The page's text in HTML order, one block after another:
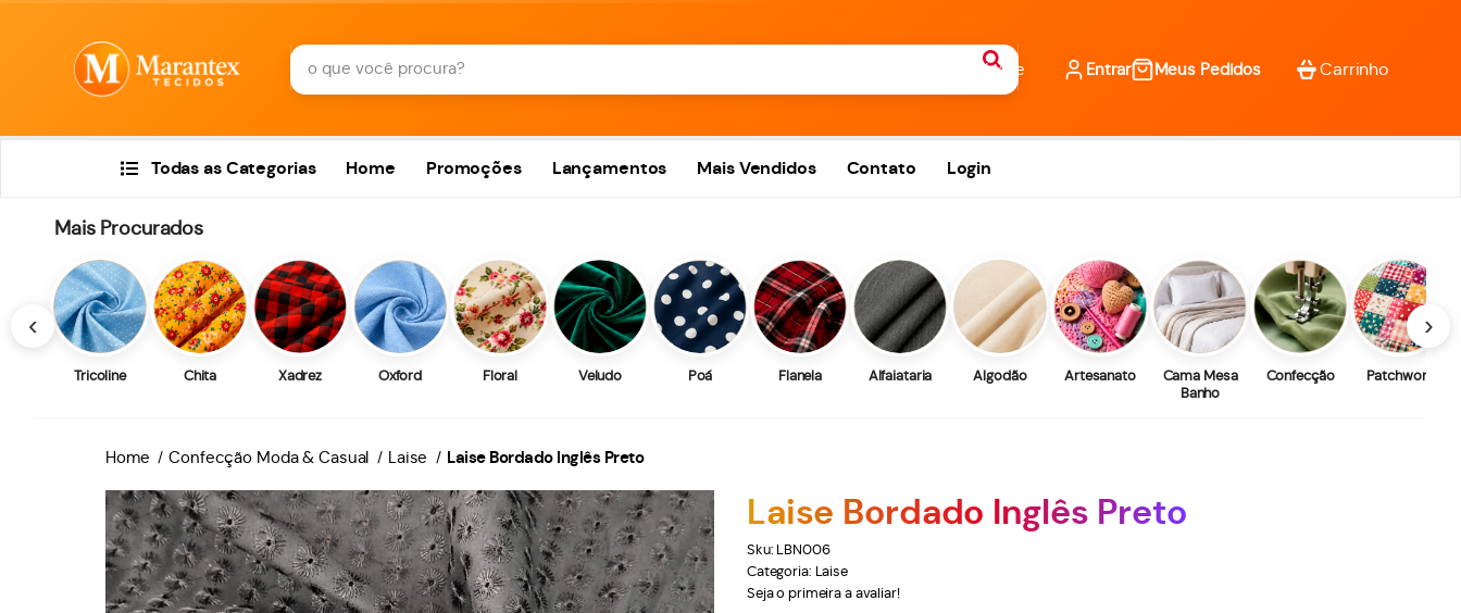
Entrar Meus Pedidos
Todas as Categorias Home Promoções Lançamentos Mais Vendidos Contato Login
‹
Mais Procurados
Tricoline Chita Xadrez Oxford Floral Veludo Poá Flanela Alfaiataria Algodão Artesanato
Cama Mesa
Banho
Confecção Patchwork
›
Home Confecção Moda & Casual Laise Laise Bordado Inglês Preto
Laise Bordado Inglês Preto
Sku: LBN006
Categoria: Laise
Seja o primeira a avaliar!